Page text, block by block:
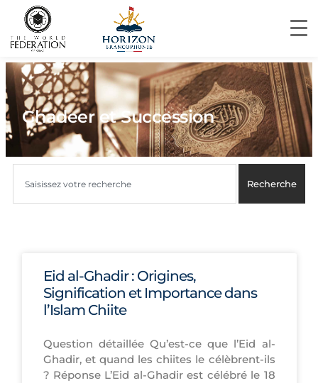
Ghadeer et Succession
Recherche
Eid al-Ghadir : Origines,
Signification et Importance dans
l’Islam Chiite
Question détaillée Qu’est-ce que l’Eid al-
Ghadir, et quand les chiites le célèbrent-ils
? Réponse L’Eid al-Ghadir est célébré le 18